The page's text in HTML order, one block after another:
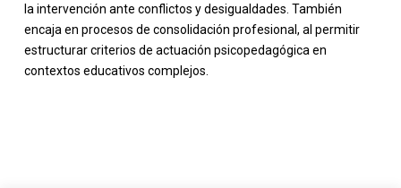
la intervención ante conflictos y desigualdades. También
encaja en procesos de consolidación profesional, al permitir
estructurar criterios de actuación psicopedagógica en
contextos educativos complejos.